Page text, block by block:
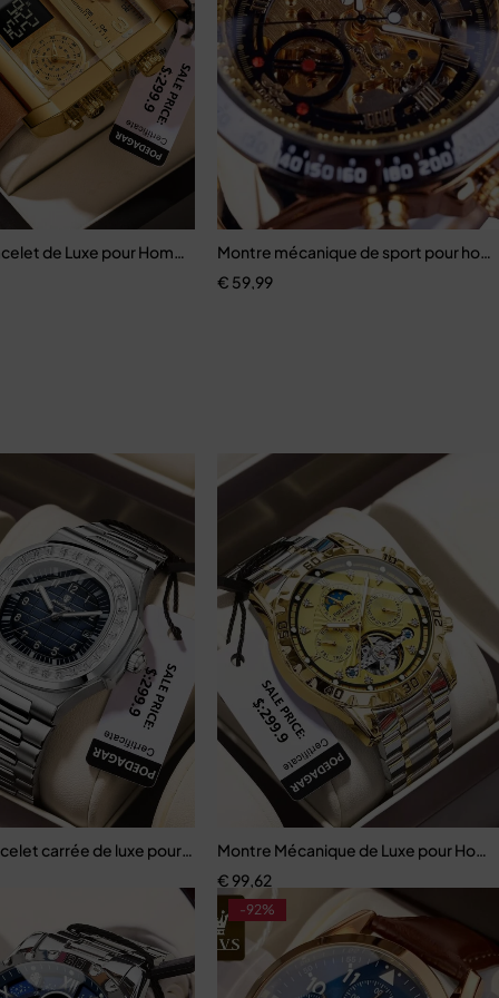
de Luxe pour Homme, Rectangulaire, Étanche
Montre mécanique de sport pour
€ 59,99
bracelet de luxe
carrée de luxe pour hommeMontre Mécanique de Luxe pour
€ 99,62
-92%